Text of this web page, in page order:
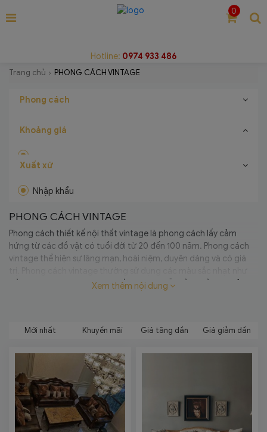
Hotline: 0974 933 486
0
Trang chủ PHONG CÁCH VINTAGE
Phong cách
Khoảng giá
Xuất xứ
Nhập khẩu
PHONG CÁCH VINTAGE
Phong cách thiết kế nội thất vintage là phong cách lấy cảm
hứng từ các đồ vật có tuổi đời từ 20 đến 100 năm. Phong cách
vintage thể hiện sự lãng mạn, hoài niệm, duyên dáng và có giá
hồng, xanh dương và kem, chất liệu như gỗ, đồng hồ, tranh ảnh
Xem thêm nội dung
Mới nhất Khuyến mãi Giá tăng dần Giá giảm dần